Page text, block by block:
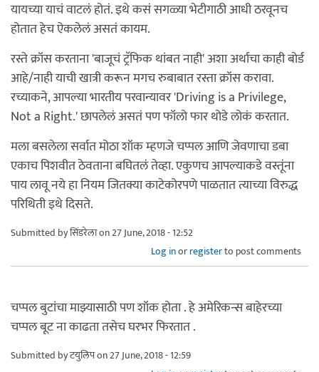
यायच्या याचं वाटलं होतं. इथे कसं सगळ्या भेटीगाठी आधी ठरवूनच
होतात हेच ऐकलेलं असतं कायम.
रस्ते क्रॉस करताना 'बाजूचं ट्रॅफिक थांबत नाही' अशा अर्थाचा काही बोर्ड
आहे/नाही याची खात्री करून मगच रुबाबात रस्ता क्रॉस करावा.
रच्याकने, आपल्या भारतीय परवान्यावर 'Driving is a Privilege,
Not a Right.' छापलेलं असतं पण फॉलो फार थोडे लोकं करतात.
मला बसलेला सर्वात मोठा शॉक म्हणजे चप्पल आणि जेवणाचा डबा
एकाच पिशवीत ठेवताना बघितलं तेव्हा. एकुणच आपल्याकडे वस्तूंना
पाय लावू नये हा नियम जितक्या काटेकोरपणे पाळतात त्याच्या विरुद्ध
परिथिती इथे दिसते.
Submitted byसिंडरेलाon 27 June, 2018 - 12:52
Log inorregisterto post comments
चप्पल बुटांचा माझ्यासाठी पण शॉक होता . हे अमेरिकन्स बाहेरच्या
चप्पल बूट ना काढता तसेच घरभर फिरतात .
Submitted byटयुलिपon 27 June, 2018 - 12:59